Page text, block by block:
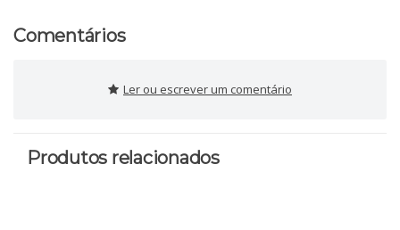
Comentários
Ler ou escrever um comentário
Produtos relacionados